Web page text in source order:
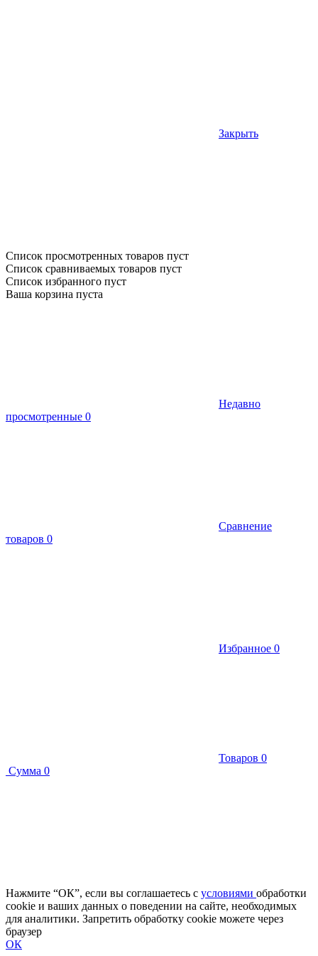
Закрыть
Список просмотренных товаров пуст
Список сравниваемых товаров пуст
Список избранного пуст
Ваша корзина пуста
Недавно
просмотренные 0
Сравнение
товаров 0
Избранное 0
Товаров 0
Сумма 0
Нажмите “ОК”, если вы соглашаетесь с условиями обработки
cookie и ваших данных о поведении на сайте, необходимых
для аналитики. Запретить обработку cookie можете через
браузер
ОК